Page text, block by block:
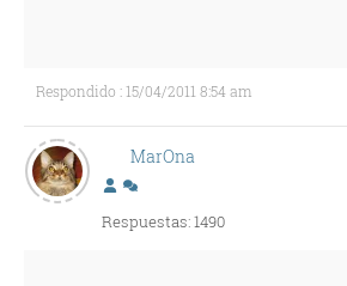
Respondido : 15/04/2011 8:54 am
MarOna
Respuestas: 1490